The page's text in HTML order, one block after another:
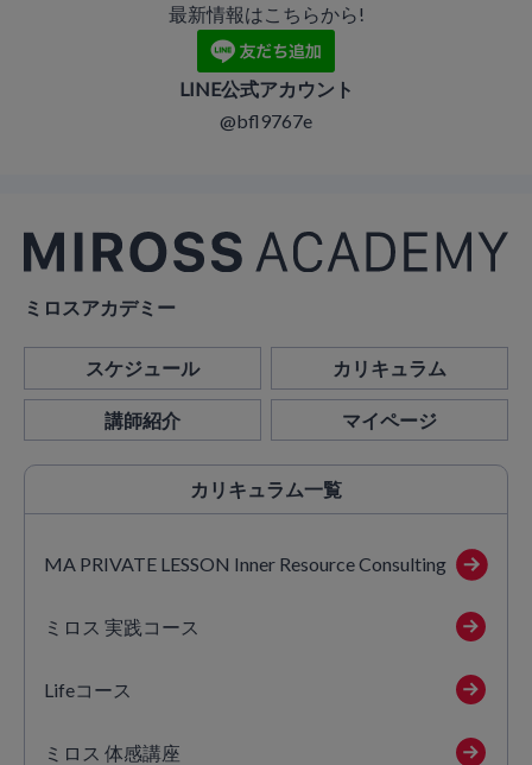
最新情報はこちらから!
LINE公式アカウント
@bfl9767e
ミロスアカデミー
スケジュール カリキュラム
講師紹介 マイページ
カリキュラム一覧
MA PRIVATE LESSON Inner Resource Consulting
ミロス 実践コース
Lifeコース
ミロス 体感講座